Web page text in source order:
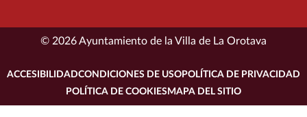
© 2026 Ayuntamiento de la Villa de La Orotava
ACCESIBILIDADCONDICIONES DE USO POLÍTICA DE PRIVACIDAD
POLÍTICA DE COOKIESMAPA DEL SITIO